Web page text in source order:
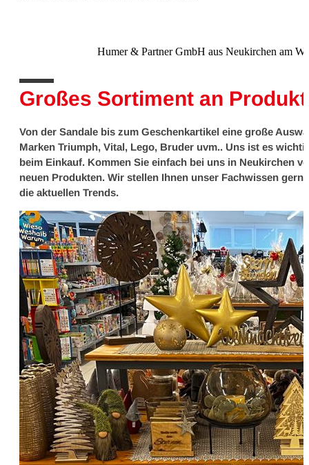
Humer & Partner GmbH aus Neukirchen am
Großes Sortiment an
Von der Sandale bis zum Geschenkartikel eine große
Marken Triumph, Vital, Lego, Bruder uvm.. Uns ist es
beim Einkauf. Kommen Sie einfach bei uns in Neukirchen
neuen Produkten. Wir stellen Ihnen unser Fachwissen
die aktuellen Trends.